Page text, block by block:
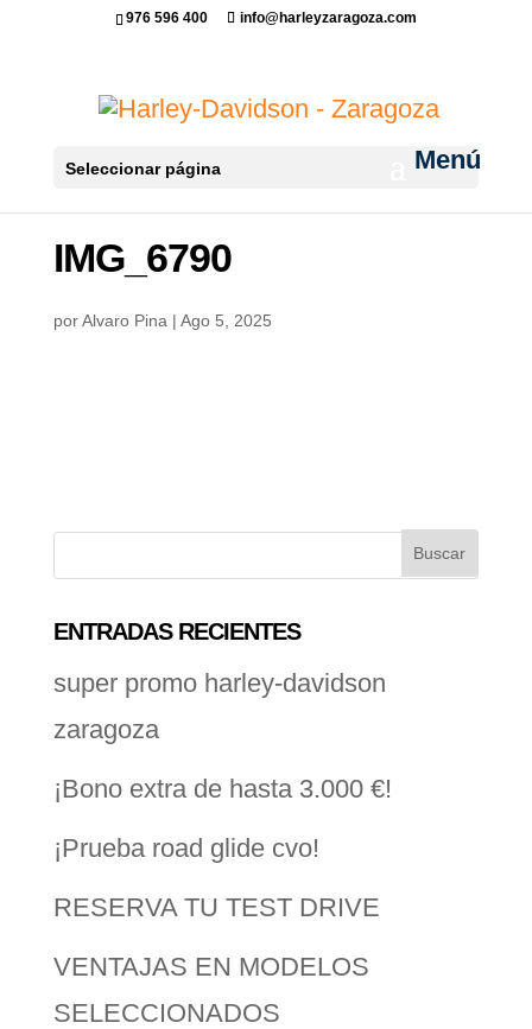
976 596 400 info@harleyzaragoza.com
Seleccionar página
IMG_6790
porAlvaro Pina | Ago 5, 2025
ENTRADAS RECIENTES
super promo harley-davidson
zaragoza
¡Bono extra de hasta 3.000 €!
¡Prueba road glide cvo!
RESERVA TU TEST DRIVE
VENTAJAS EN MODELOS
SELECCIONADOS